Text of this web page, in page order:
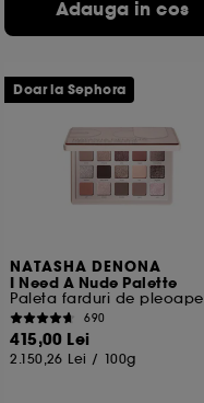
Adauga in cos
NATASHA DENONA
I Need A Nude Palette
Paleta farduri de pleoape
690
415,00 Lei
2.150,26 Lei / 100g
Doar la Sephora